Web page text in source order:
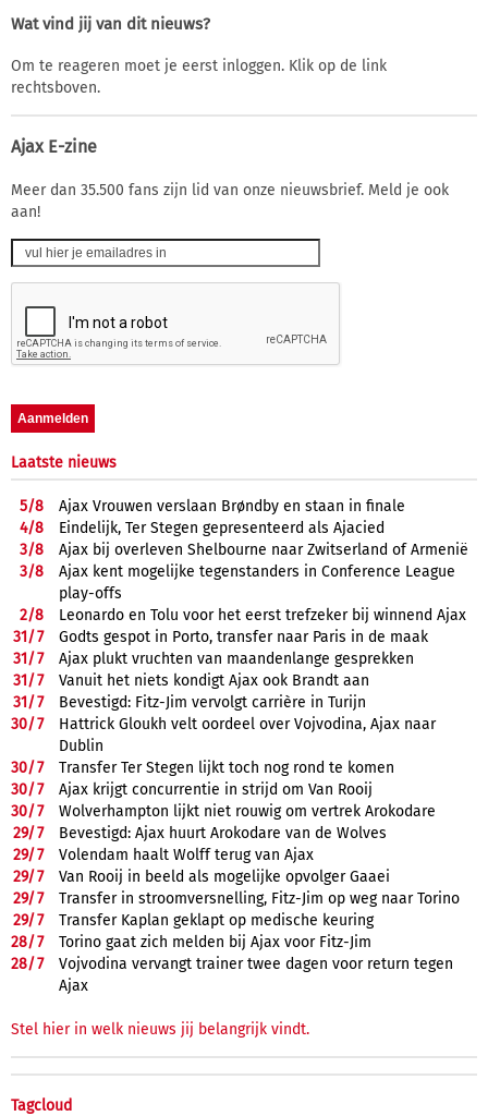
Wat vind jij van dit nieuws?
Om te reageren moet je eerst inloggen. Klik op de link
rechtsboven.
Ajax E-zine
Meer dan 35.500 fans zijn lid van onze nieuwsbrief. Meld je ook
aan!
Laatste nieuws
5/8
Ajax Vrouwen verslaan Brøndby en staan in finale
4/8
Eindelijk, Ter Stegen gepresenteerd als Ajacied
3/8
Ajax bij overleven Shelbourne naar Zwitserland of Armenië
3/8
Ajax kent mogelijke tegenstanders in Conference League
play-offs
2/8
Leonardo en Tolu voor het eerst trefzeker bij winnend Ajax
31/7
Godts gespot in Porto, transfer naar Paris in de maak
31/7
Ajax plukt vruchten van maandenlange gesprekken
31/7
Vanuit het niets kondigt Ajax ook Brandt aan
31/7
Bevestigd: Fitz-Jim vervolgt carrière in Turijn
30/7
Hattrick Gloukh velt oordeel over Vojvodina, Ajax naar
Dublin
30/7
Transfer Ter Stegen lijkt toch nog rond te komen
30/7
Ajax krijgt concurrentie in strijd om Van Rooij
30/7
Wolverhampton lijkt niet rouwig om vertrek Arokodare
29/7
Bevestigd: Ajax huurt Arokodare van de Wolves
29/7
Volendam haalt Wolff terug van Ajax
29/7
Van Rooij in beeld als mogelijke opvolger Gaaei
29/7
Transfer in stroomversnelling, Fitz-Jim op weg naar Torino
29/7
Transfer Kaplan geklapt op medische keuring
28/7
Torino gaat zich melden bij Ajax voor Fitz-Jim
28/7
Vojvodina vervangt trainer twee dagen voor return tegen
Ajax
Stel hier in welk nieuws jij belangrijk vindt.
Tagcloud